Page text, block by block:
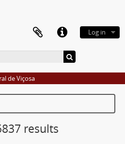
Log in
de Viçosa
results